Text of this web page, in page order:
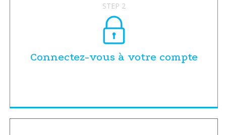
STEP 2
Connectez-vous à votre compte